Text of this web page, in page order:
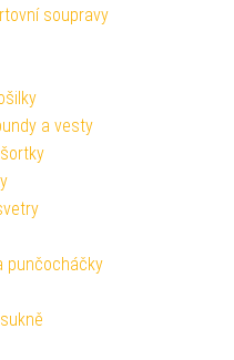
soupravy
a vesty
punčocháčky